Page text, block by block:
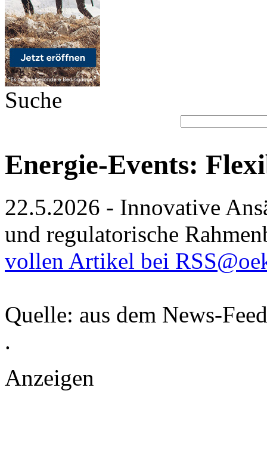
Suche
Energie-Events:
22.5.2026 - Innovative
und regulatorische
vollen Artikel bei
Quelle: aus dem News-
.
Anzeigen